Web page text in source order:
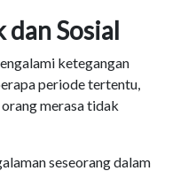
Sosial
ketegangan
periode tertentu,
merasa tidak
seseorang dalam